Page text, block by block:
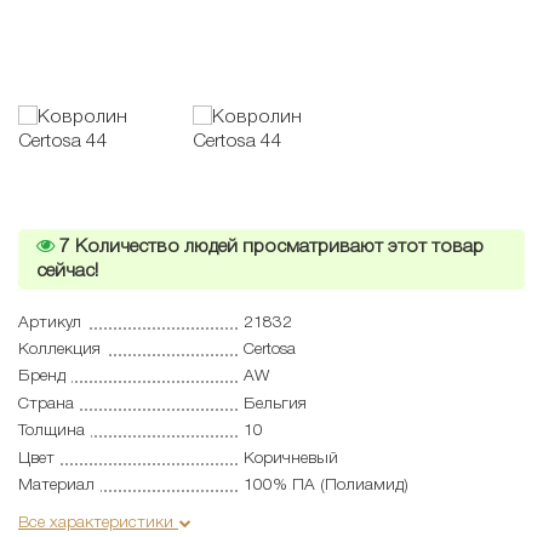
7 Количество людей просматривают этот товар
сейчас!
Артикул
21832
Коллекция
Certosa
Бренд
AW
Страна
Бельгия
Толщина
10
Цвет
Коричневый
Материал
100% ПА (Полиамид)
Все характеристики